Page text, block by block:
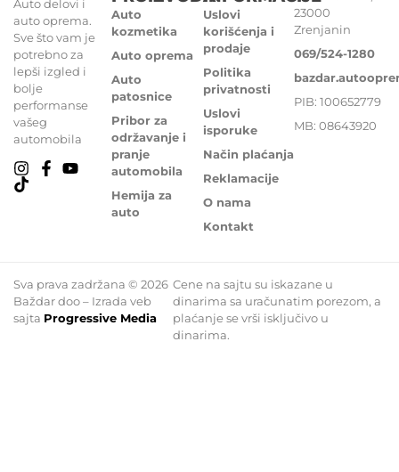
Auto delovi i
auto oprema.
Sve što vam je
potrebno za
lepši izgled i
bolje
performanse
vašeg
automobila
Auto
kozmetika
Auto oprema
Auto
patosnice
Pribor za
održavanje i
pranje
automobila
Hemija za
auto
Uslovi
korišćenja i
prodaje
Politika
privatnosti
Uslovi
isporuke
Način plaćanja
Reklamacije
O nama
Kontakt
23000
Zrenjanin
069/524-1280
PIB: 100652779
MB: 08643920
Sva prava zadržana © 2026
Baždar doo – Izrada veb
sajta Progressive Media
Cene na sajtu su iskazane u
dinarima sa uračunatim porezom, a
plaćanje se vrši isključivo u
dinarima.